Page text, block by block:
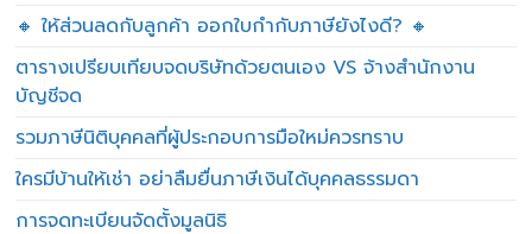
🔸 ให้ส่วนลดกับลูกค้า ออกใบกำกับภาษียังไงดี? 🔸
ตารางเปรียบเทียบจดบริษัทด้วยตนเอง VS จ้างสำนักงาน
บัญชีจด
รวมภาษีนิติบุคคลที่ผู้ประกอบการมือใหม่ควรทราบ
ใครมีบ้านให้เช่า อย่าลืมยื่นภาษีเงินได้บุคคลธรรมดา
การจดทะเบียนจัดตั้งมูลนิธิ